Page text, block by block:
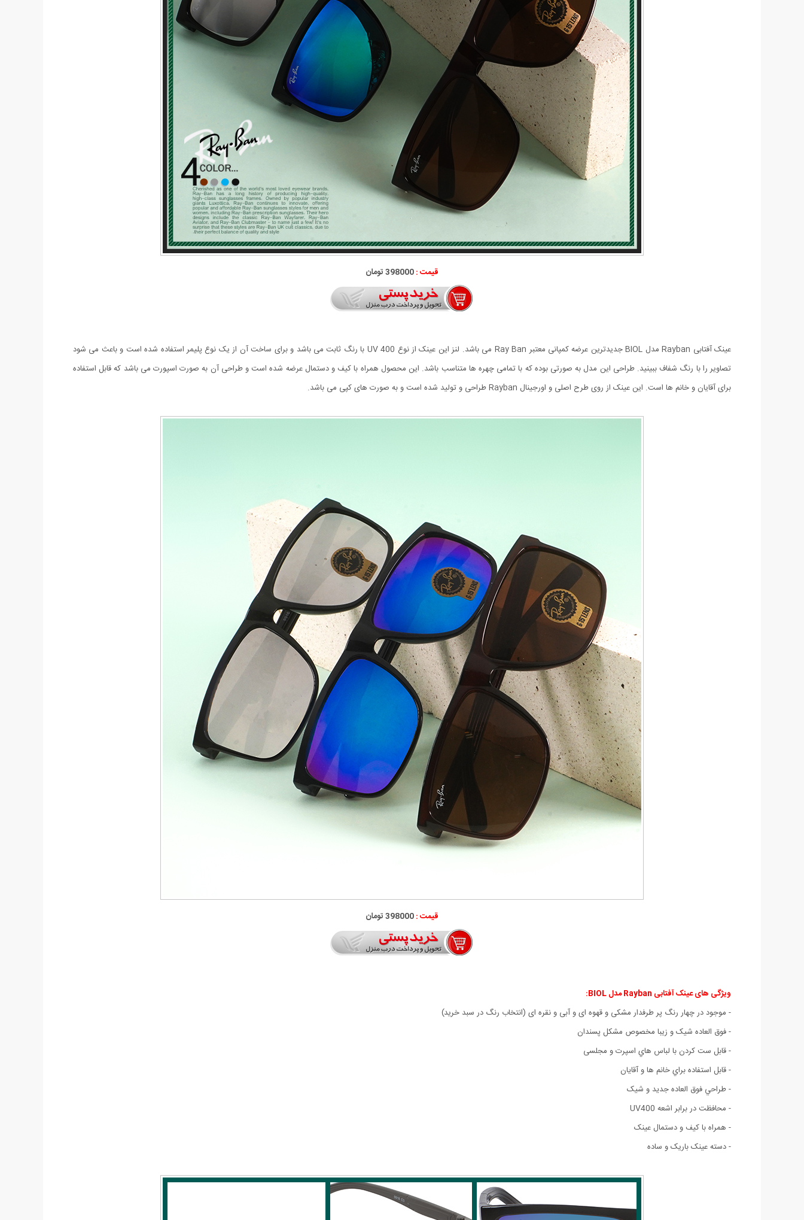
قیمت :398000 تومان
عینک آفتابی Rayban مدل BIOL جدیدترین عرضه کمپانی معتبر Ray Ban می باشد. لنز این عینک از نوع UV 400 با رنگ ثابت می باشد و برای ساخت آن از یک نوع پلیمر استفاده شده است و باعث می شود
تصاویر را با رنگ شفاف ببینید. طراحی این مدل به صورتی بوده که با تمامی چهره ها متناسب باشد. این محصول همراه با کیف و دستمال عرضه شده است و طراحی آن به صورت اسپورت می باشد که قابل استفاده
برای آقایان و خانم ها است. این عینک از روی طرح اصلی و اورجینال Rayban طراحی و تولید شده است و به صورت های کپی می باشد.
قیمت :398000 تومان
ویژگی های عینک آفتابی Rayban مدل BIOL:
- موجود در چهار رنگ پر طرفدار مشکی و قهوه ای و آبی و نقره ای (انتخاب رنگ در سبد خرید)
-فوق العاده شیک و زیبا مخصوص مشکل پسندان
- قابل ست كردن با لباس هاي اسپرت و مجلسی
- قابل استفاده براي خانم ها و آقايان
- طراحي فوق العاده جديد و شيک
- محافظت در برابر اشعه‌ UV400
- همراه با کیف و دستمال عینک
- دسته عینک باریک و ساده